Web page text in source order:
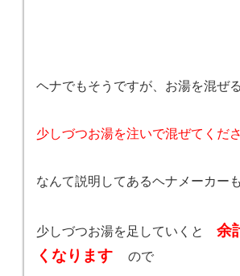
ヘナでもそうですが、お湯を混ぜ
少しづつお湯を注いで混ぜてくださ
なんて説明してあるヘナメーカー
少しづつお湯を足していくと 余
くなります ので